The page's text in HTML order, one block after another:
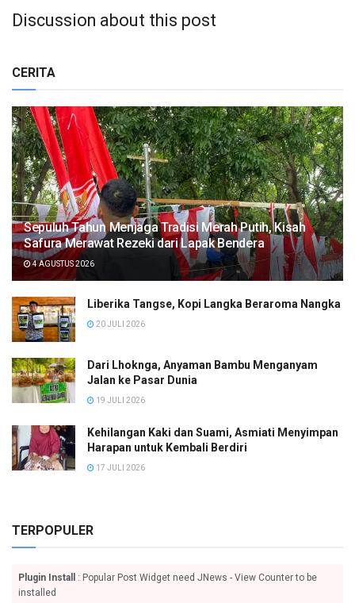
Discussion about this post
CERITA
Sepuluh Tahun Menjaga Tradisi Merah Putih, Kisah
Safura Merawat Rezeki dari Lapak Bendera
4 AGUSTUS 2026
Liberika Tangse, Kopi Langka Beraroma Nangka
20 JULI 2026
Dari Lhoknga, Anyaman Bambu Menganyam
Jalan ke Pasar Dunia
19 JULI 2026
Kehilangan Kaki dan Suami, Asmiati Menyimpan
Harapan untuk Kembali Berdiri
17 JULI 2026
TERPOPULER
Plugin Install
: Popular Post Widget need JNews - View Counter to be
installed